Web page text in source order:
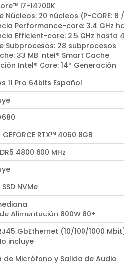
i7-14700K
Núcleos: 20 núcleos (P-CORE: 8 /
Performance-core: 3.4 GHz
Efficient-core: 2.5 GHz hasta
Subprocesos: 28 subprocesos
33 MB Intel® Smart Cache
Intel® Core: 14ª Generación
11 Pro 64bits Español
GEFORCE RTX™ 4060 8GB
4800 600 MHz
NVMe
Alimentación 800W 80+
RJ45 GbEthernet (10/100/1000
incluye
de Micrófono y Salida de Audio